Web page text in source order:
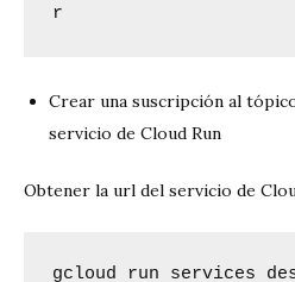
r
Crear una suscripción al
servicio de Cloud Run
Obtener la url del servicio de
gcloud run services